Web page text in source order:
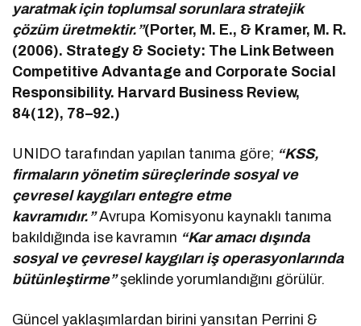
yaratmak için toplumsal sorunlara stratejik
çözüm üretmektir.”(Porter, M. E., & Kramer, M. R.
(2006). Strategy & Society: The Link Between
Competitive Advantage and Corporate Social
Responsibility. Harvard Business Review,
84(12), 78–92.)
UNIDO tarafından yapılan tanıma göre; “KSS,
firmaların yönetim süreçlerinde sosyal ve
çevresel kaygıları entegre etme
kavramıdır.” Avrupa Komisyonu kaynaklı tanıma
bakıldığında ise kavramın “Kar amacı dışında
sosyal ve çevresel kaygıları iş operasyonlarında
bütünleştirme”şeklinde yorumlandığını görülür.
Güncel yaklaşımlardan birini yansıtan Perrini &